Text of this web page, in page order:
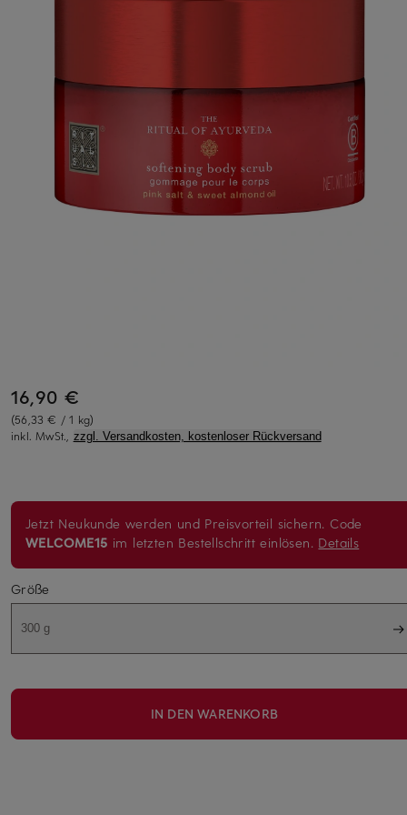
16,90 €
(56,33 € / 1 kg)
inkl. MwSt., zzgl. Versandkosten, kostenloser Rückversand
Jetzt Neukunde werden und Preisvorteil sichern. Code
WELCOME15 im letzten Bestellschritt einlösen. Details
Größe
300 g
IN DEN WARENKORB